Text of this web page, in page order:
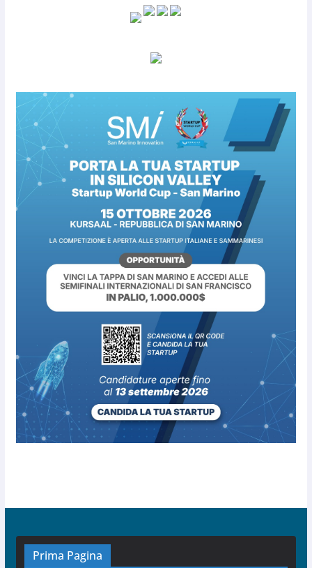
Prima Pagina